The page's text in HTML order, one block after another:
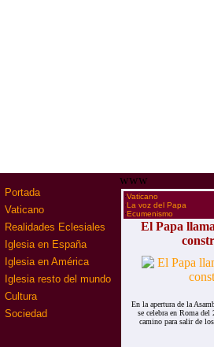
Portada
Vaticano
Realidades Eclesiales
Iglesia en España
Iglesia en América
Iglesia resto del mundo
Cultura
Sociedad
www
·Vaticano
·La voz del Papa
·Ecumenismo
El Papa
En la apertura de la
se celebra en Roma
camino para salir de